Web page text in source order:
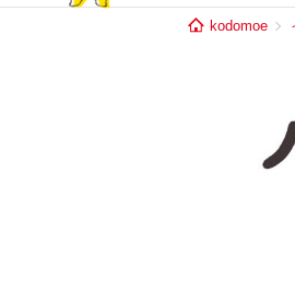
kodomoe